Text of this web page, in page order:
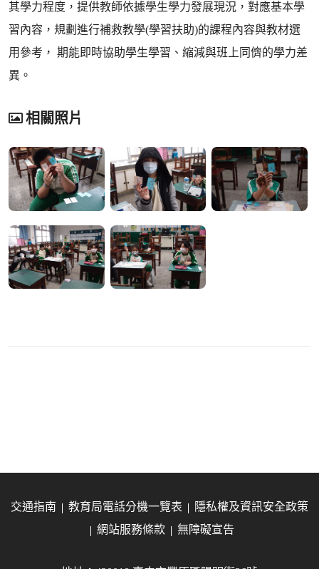
其學力程度，提供教師依據學生學力發展現況，對應基本學
習內容，規劃進行補救教學(學習扶助)的課程內容與教材選
用參考， 期能即時協助學生學習、縮減與班上同儕的學力差
異。
相關照片
交通指南 教育局電話分機一覽表
隱私權及資訊安全政策
網站服務條款
無障礙宣告